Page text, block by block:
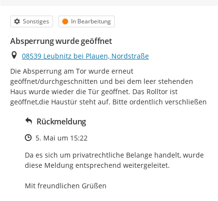
Kategorie
Sonstiges Status
In Bearbeitung
Absperrung wurde geöffnet
Ort
08539 Leubnitz bei Plauen, Nordstraße
Die Absperrung am Tor wurde erneut
geöffnet/durchgeschnitten und bei dem leer stehenden
Haus wurde wieder die Tür geöffnet. Das Rolltor ist
geöffnet,die Haustür steht auf. Bitte ordentlich verschließen
Rückmeldung
Zeitpunkt des Erstellens
5. Mai um 15:22
Da es sich um privatrechtliche Belange handelt, wurde
diese Meldung entsprechend weitergeleitet.
Mit freundlichen Grüßen